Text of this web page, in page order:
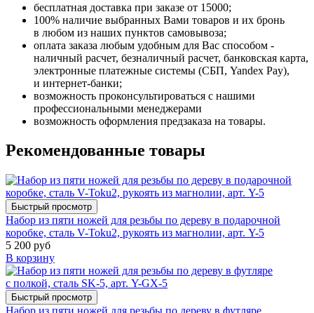
бесплатная доставка при заказе от 15000;
100% наличие выбранных Вами товаров и их бронь
в любом из наших пунктов самовывоза;
оплата заказа любым удобным для Вас способом -
наличный расчет, безналичный расчет, банковская карта,
электронные платежные системы (СБП, Yandex Pay),
и интернет-банки;
возможность проконсультироваться с нашими
профессиональными менеджерами
возможность оформления предзаказа на товары.
Рекомендованные товары
Быстрый просмотр
Набор из пяти ножей для резьбы по дереву в подарочной
коробке, сталь V-Toku2, рукоять из магнолии, арт. Y-5
5 200 руб
В корзину
Быстрый просмотр